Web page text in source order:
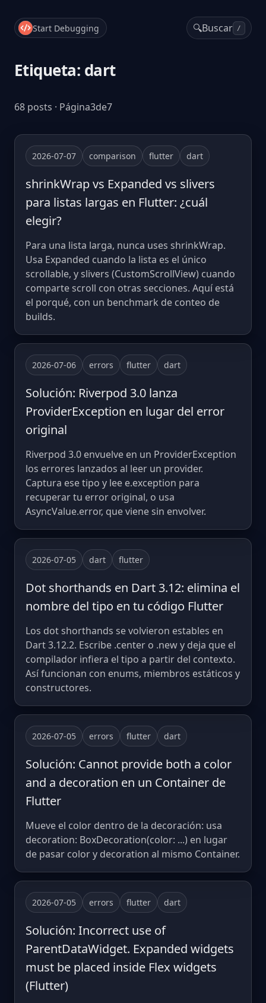
Start Debugging 🔍Buscar /
Etiqueta: dart
68 posts · Página3de7
2026-07-07 comparison flutter dart
shrinkWrap vs Expanded vs slivers
para listas largas en Flutter: ¿cuál
elegir?
Para una lista larga, nunca uses shrinkWrap.
Usa Expanded cuando la lista es el único
scrollable, y slivers (CustomScrollView) cuando
comparte scroll con otras secciones. Aquí está
el porqué, con un benchmark de conteo de
builds.
2026-07-06 errors flutter dart
Solución: Riverpod 3.0 lanza
ProviderException en lugar del error
original
Riverpod 3.0 envuelve en un ProviderException
los errores lanzados al leer un provider.
Captura ese tipo y lee e.exception para
recuperar tu error original, o usa
AsyncValue.error, que viene sin envolver.
2026-07-05 dart flutter
Dot shorthands en Dart 3.12: elimina el
nombre del tipo en tu código Flutter
Los dot shorthands se volvieron estables en
Dart 3.12.2. Escribe .center o .new y deja que el
compilador infiera el tipo a partir del contexto.
Así funcionan con enums, miembros estáticos y
constructores.
2026-07-05 errors flutter dart
Solución: Cannot provide both a color
and a decoration en un Container de
Flutter
Mueve el color dentro de la decoración: usa
decoration: BoxDecoration(color: ...) en lugar
de pasar color y decoration al mismo Container.
2026-07-05 errors flutter dart
Solución: Incorrect use of
ParentDataWidget. Expanded widgets
must be placed inside Flex widgets
(Flutter)